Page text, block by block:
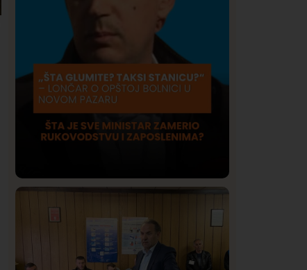
Lončar o Opštoj bolnici u Novom
Pazaru: „Šta glumite? Taksi stanicu?“